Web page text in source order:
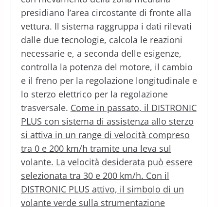
presidiano l’area circostante di fronte alla
vettura. Il sistema raggruppa i dati rilevati
dalle due tecnologie, calcola le reazioni
necessarie e, a seconda delle esigenze,
controlla la potenza del motore, il cambio
e il freno per la regolazione longitudinale e
lo sterzo elettrico per la regolazione
trasversale. Come in passato, il DISTRONIC
PLUS con sistema di assistenza allo sterzo
si attiva in un range di velocità compreso
tra 0 e 200 km/h tramite una leva sul
volante. La velocità desiderata può essere
selezionata tra 30 e 200 km/h. Con il
DISTRONIC PLUS attivo, il simbolo di un
volante verde sulla strumentazione